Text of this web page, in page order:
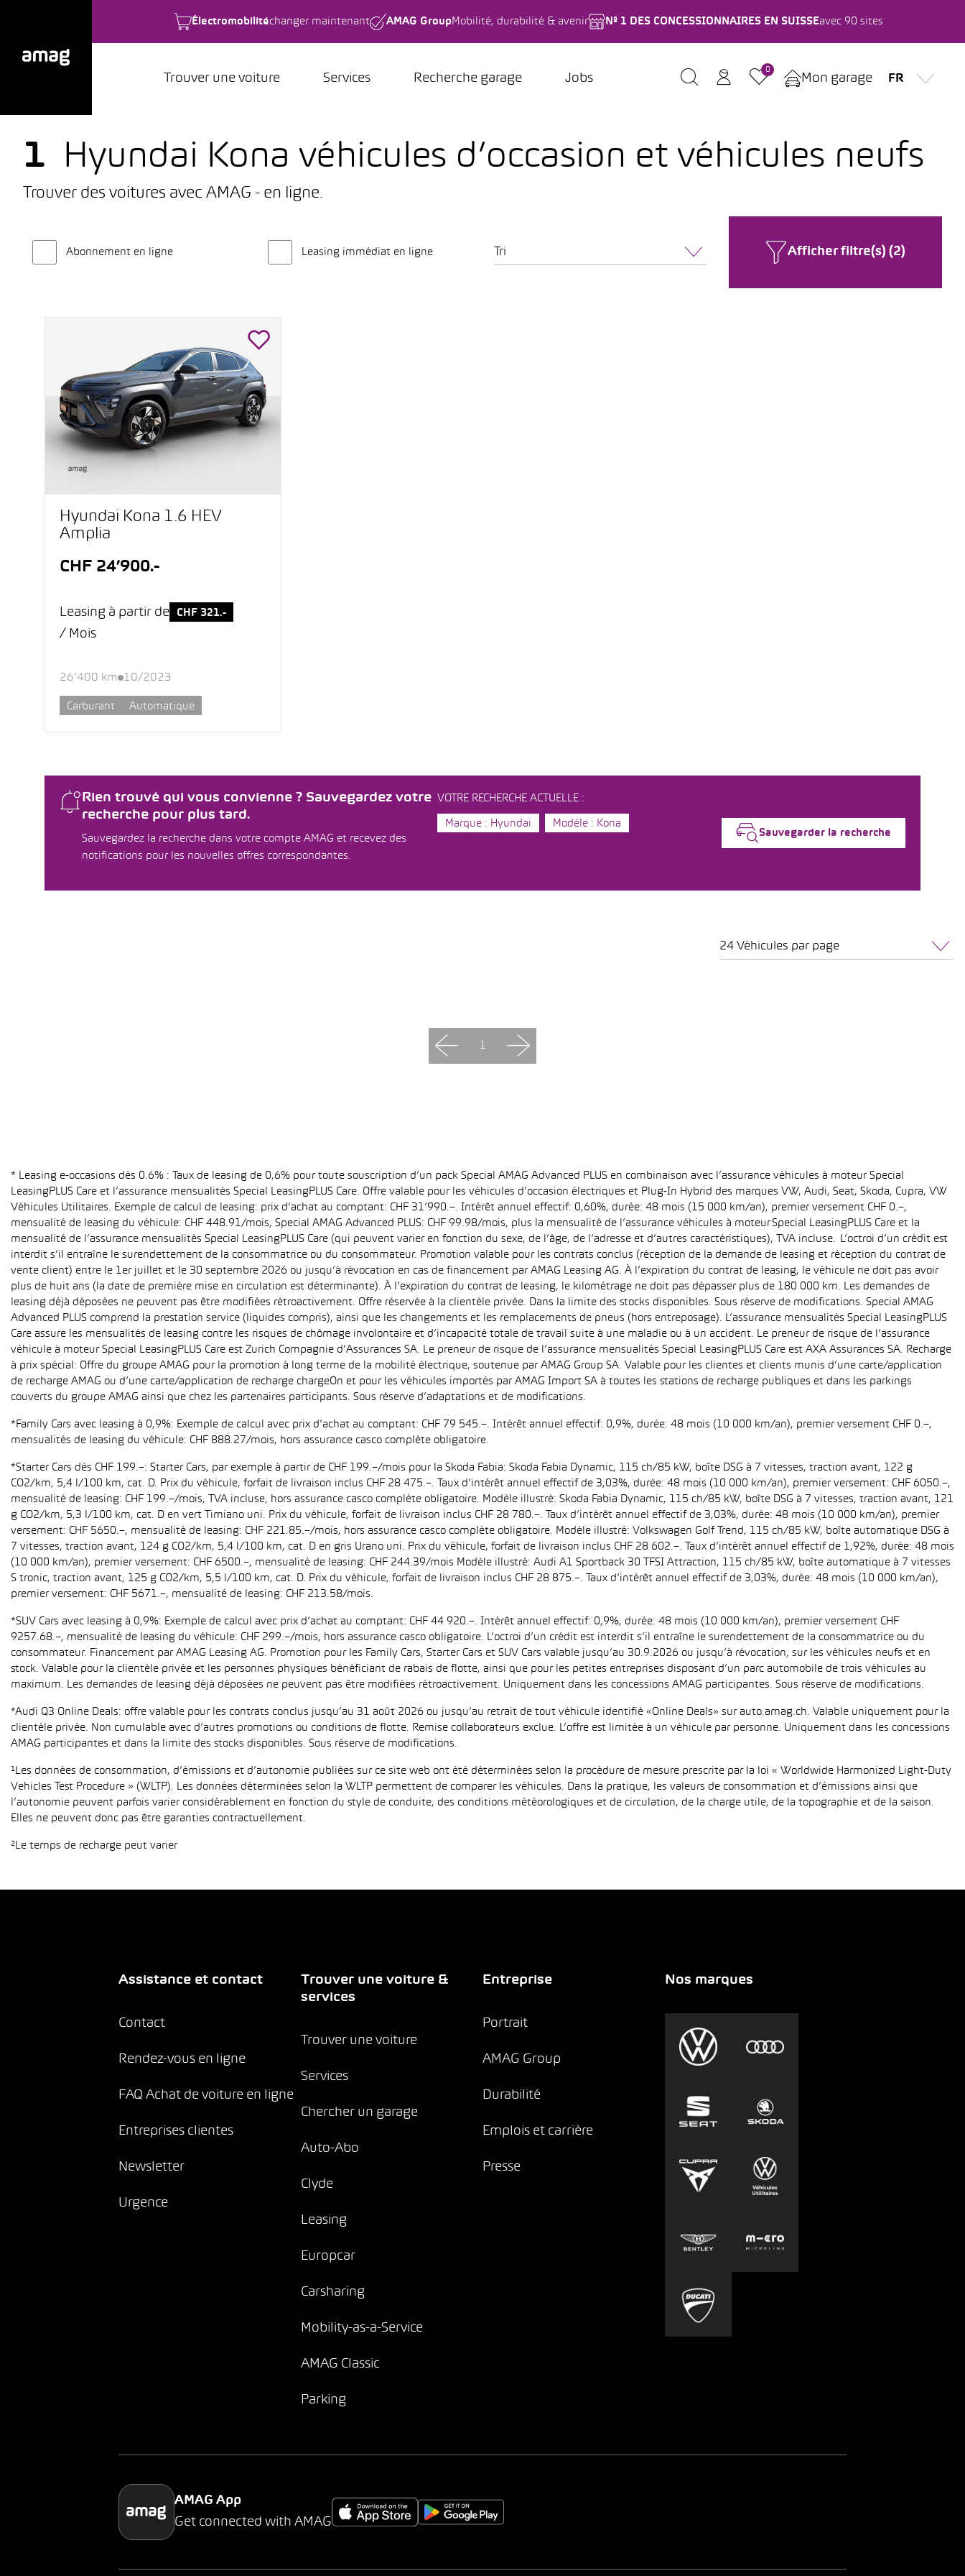
Électromobilitéchanger maintenant AMAG Group Mobilité, durabilité & avenir Nº 1 DES CONCESSIONNAIRES EN SUISSEavec 90 sites
Trouver une voiture Services Recherche garage Jobs
0
Mon garage FR
1 Hyundai Kona véhicules d’occasion et véhicules neufs
Trouver des voitures avec AMAG - en ligne.
Abonnement en ligne Leasing immédiat en ligne Tri Afficher filtre(s) (2)
Rien trouvé qui vous convienne ? Sauvegardez votre
recherche pour plus tard.
Sauvegardez la recherche dans votre compte AMAG et recevez des
notifications pour les nouvelles offres correspondantes.
VOTRE RECHERCHE ACTUELLE :
Marque : Hyundai
Modèle : Kona
Sauvegarder la recherche
Hyundai Kona 1.6 HEV
Amplia
CHF 24’900.-
Leasing à partir de CHF 321.-
/ Mois
26’400 km 10/2023
Carburant Automatique
24 Véhicules par page
1
* Leasing e-occasions dès 0.6% : Taux de leasing de 0,6% pour toute souscription d’un pack Special AMAG Advanced PLUS en combinaison avec l’assurance véhicules à moteur Special
LeasingPLUS Care et l’assurance mensualités Special LeasingPLUS Care. Offre valable pour les véhicules d’occasion électriques et Plug-In Hybrid des marques VW, Audi, Seat, Skoda, Cupra, VW
Véhicules Utilitaires. Exemple de calcul de leasing: prix d’achat au comptant: CHF 31’990.–. Intérêt annuel effectif: 0,60%, durée: 48 mois (15 000 km/an), premier versement CHF 0.–,
mensualité de leasing du véhicule: CHF 448.91/mois, Special AMAG Advanced PLUS: CHF 99.98/mois, plus la mensualité de l’assurance véhicules à moteur Special LeasingPLUS Care et la
mensualité de l’assurance mensualités Special LeasingPLUS Care (qui peuvent varier en fonction du sexe, de l’âge, de l’adresse et d’autres caractéristiques), TVA incluse. L’octroi d’un crédit est
interdit s’il entraîne le surendettement de la consommatrice ou du consommateur. Promotion valable pour les contrats conclus (réception de la demande de leasing et réception du contrat de
vente client) entre le 1er juillet et le 30 septembre 2026 ou jusqu’à révocation en cas de financement par AMAG Leasing AG. À l’expiration du contrat de leasing, le véhicule ne doit pas avoir
plus de huit ans (la date de première mise en circulation est déterminante). À l’expiration du contrat de leasing, le kilométrage ne doit pas dépasser plus de 180 000 km. Les demandes de
leasing déjà déposées ne peuvent pas être modifiées rétroactivement. Offre réservée à la clientèle privée. Dans la limite des stocks disponibles. Sous réserve de modifications. Special AMAG
Advanced PLUS comprend la prestation service (liquides compris), ainsi que les changements et les remplacements de pneus (hors entreposage). L’assurance mensualités Special LeasingPLUS
Care assure les mensualités de leasing contre les risques de chômage involontaire et d’incapacité totale de travail suite à une maladie ou à un accident. Le preneur de risque de l’assurance
véhicule à moteur Special LeasingPLUS Care est Zurich Compagnie d’Assurances SA. Le preneur de risque de l’assurance mensualités Special LeasingPLUS Care est AXA Assurances SA. Recharge
à prix spécial: Offre du groupe AMAG pour la promotion à long terme de la mobilité électrique, soutenue par AMAG Group SA. Valable pour les clientes et clients munis d’une carte/application
de recharge AMAG ou d’une carte/application de recharge chargeOn et pour les véhicules importés par AMAG Import SA à toutes les stations de recharge publiques et dans les parkings
couverts du groupe AMAG ainsi que chez les partenaires participants. Sous réserve d’adaptations et de modifications.
*Family Cars avec leasing à 0,9%: Exemple de calcul avec prix d’achat au comptant: CHF 79 545.–. Intérêt annuel effectif: 0,9%, durée: 48 mois (10 000 km/an), premier versement CHF 0.–,
mensualités de leasing du véhicule: CHF 888.27/mois, hors assurance casco complète obligatoire.
*Starter Cars dès CHF 199.–: Starter Cars, par exemple à partir de CHF 199.–/mois pour la Skoda Fabia: Skoda Fabia Dynamic, 115 ch/85 kW, boîte DSG à 7 vitesses, traction avant, 122 g
CO2/km, 5,4 l/100 km, cat. D. Prix du véhicule, forfait de livraison inclus CHF 28 475.–. Taux d’intérêt annuel effectif de 3,03%, durée: 48 mois (10 000 km/an), premier versement: CHF 6050.–,
mensualité de leasing: CHF 199.–/mois, TVA incluse, hors assurance casco complète obligatoire. Modèle illustré: Skoda Fabia Dynamic, 115 ch/85 kW, boîte DSG à 7 vitesses, traction avant, 121
g CO2/km, 5,3 l/100 km, cat. D en vert Timiano uni. Prix du véhicule, forfait de livraison inclus CHF 28 780.–. Taux d’intérêt annuel effectif de 3,03%, durée: 48 mois (10 000 km/an), premier
versement: CHF 5650.–, mensualité de leasing: CHF 221.85.–/mois, hors assurance casco complète obligatoire. Modèle illustré: Volkswagen Golf Trend, 115 ch/85 kW, boîte automatique DSG à
7 vitesses, traction avant, 124 g CO2/km, 5,4 l/100 km, cat. D en gris Urano uni. Prix du véhicule, forfait de livraison inclus CHF 28 602.–. Taux d’intérêt annuel effectif de 1,92%, durée: 48 mois
(10 000 km/an), premier versement: CHF 6500.–, mensualité de leasing: CHF 244.39/mois Modèle illustré: Audi A1 Sportback 30 TFSI Attraction, 115 ch/85 kW, boîte automatique à 7 vitesses
S tronic, traction avant, 125 g CO2/km, 5,5 l/100 km, cat. D. Prix du véhicule, forfait de livraison inclus CHF 28 875.–. Taux d’intérêt annuel effectif de 3,03%, durée: 48 mois (10 000 km/an),
premier versement: CHF 5671.–, mensualité de leasing: CHF 213.58/mois.
*SUV Cars avec leasing à 0,9%: Exemple de calcul avec prix d’achat au comptant: CHF 44 920.–. Intérêt annuel effectif: 0,9%, durée: 48 mois (10 000 km/an), premier versement CHF
9257.68.–, mensualité de leasing du véhicule: CHF 299.–/mois, hors assurance casco obligatoire. L’octroi d’un crédit est interdit s’il entraîne le surendettement de la consommatrice ou du
consommateur. Financement par AMAG Leasing AG. Promotion pour les Family Cars, Starter Cars et SUV Cars valable jusqu’au 30.9.2026 ou jusqu’à révocation, sur les véhicules neufs et en
stock. Valable pour la clientèle privée et les personnes physiques bénéficiant de rabais de flotte, ainsi que pour les petites entreprises disposant d’un parc automobile de trois véhicules au
maximum. Les demandes de leasing déjà déposées ne peuvent pas être modifiées rétroactivement. Uniquement dans les concessions AMAG participantes. Sous réserve de modifications.
*Audi Q3 Online Deals: offre valable pour les contrats conclus jusqu’au 31 août 2026 ou jusqu’au retrait de tout véhicule identifié «Online Deals» sur auto.amag.ch. Valable uniquement pour la
clientèle privée. Non cumulable avec d’autres promotions ou conditions de flotte. Remise collaborateurs exclue. L’offre est limitée à un véhicule par personne. Uniquement dans les concessions
AMAG participantes et dans la limite des stocks disponibles. Sous réserve de modifications.
¹Les données de consommation, d’émissions et d’autonomie publiées sur ce site web ont été déterminées selon la procédure de mesure prescrite par la loi « Worldwide Harmonized Light-Duty
Vehicles Test Procedure » (WLTP). Les données déterminées selon la WLTP permettent de comparer les véhicules. Dans la pratique, les valeurs de consommation et d’émissions ainsi que
l’autonomie peuvent parfois varier considérablement en fonction du style de conduite, des conditions météorologiques et de circulation, de la charge utile, de la topographie et de la saison.
Elles ne peuvent donc pas être garanties contractuellement.
²Le temps de recharge peut varier
Assistance et contact
Contact
Rendez-vous en ligne
FAQ Achat de voiture en ligne
Entreprises clientes
Newsletter
Urgence
Trouver une voiture &
services
Trouver une voiture
Services
Chercher un garage
Auto-Abo
Clyde
Leasing
Europcar
Carsharing
Mobility-as-a-Service
AMAG Classic
Parking
Entreprise
Portrait
AMAG Group
Durabilité
Emplois et carrière
Presse
Nos marques
AMAG App
Get connected with AMAG